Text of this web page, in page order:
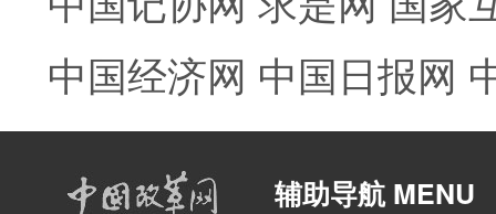
中国经济网 中国日报网
辅助导航 MENU